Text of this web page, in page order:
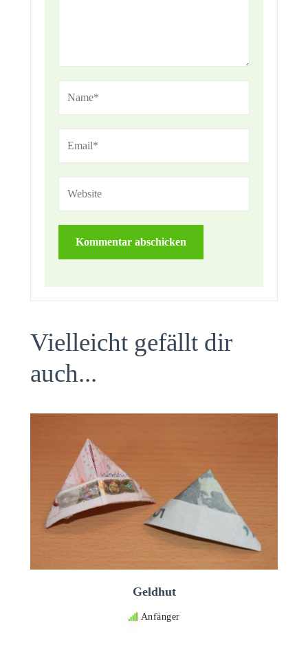
Vielleicht gefällt dir
auch...
Geldhut
Anfänger